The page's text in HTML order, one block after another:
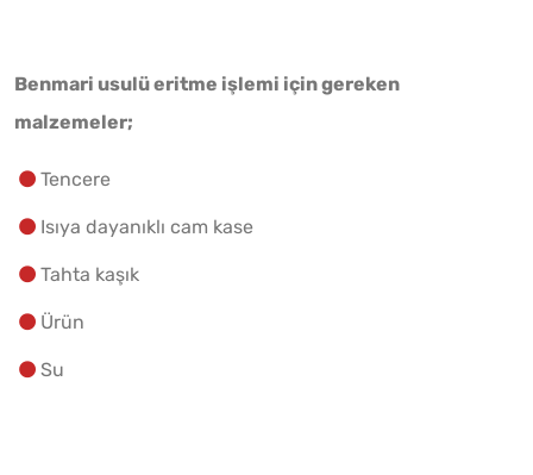
Benmari usulü eritme işlemi için gereken
malzemeler;
Tencere
Isıya dayanıklı cam kase
Tahta kaşık
Ürün
Su